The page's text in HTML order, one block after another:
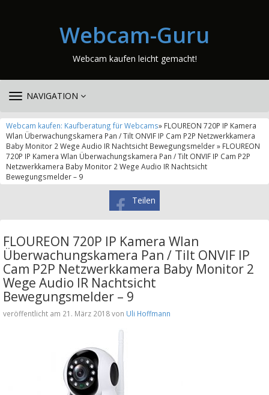
Webcam-Guru
Webcam kaufen leicht gemacht!
TOGGLE
NAVIGATION
Webcam kaufen: Kaufberatung für Webcams» FLOUREON 720P IP Kamera
Wlan Überwachungskamera Pan / Tilt ONVIF IP Cam P2P Netzwerkkamera
Baby Monitor 2 Wege Audio IR Nachtsicht Bewegungsmelder » FLOUREON
720P IP Kamera Wlan Überwachungskamera Pan / Tilt ONVIF IP Cam P2P
Netzwerkkamera Baby Monitor 2 Wege Audio IR Nachtsicht
Bewegungsmelder – 9
Teilen
FLOUREON 720P IP Kamera Wlan
Überwachungskamera Pan / Tilt ONVIF IP
Cam P2P Netzwerkkamera Baby Monitor 2
Wege Audio IR Nachtsicht
Bewegungsmelder – 9
veröffentlicht am 21. März 2018 von Uli Hoffmann